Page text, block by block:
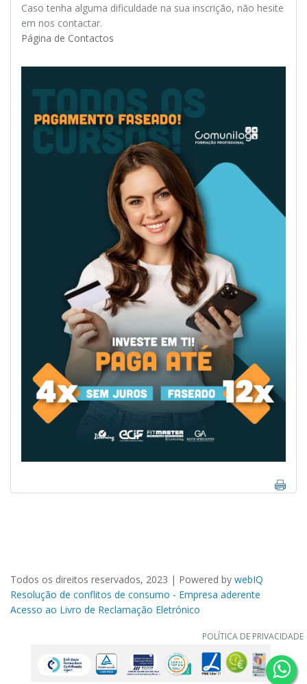
Caso tenha alguma dificuldade na sua inscrição, não hesite
em nos contactar.
Página de Contactos
Todos os direitos reservados, 2023 | Powered by webIQ
Resolução de conflitos de consumo - Empresa aderente
Acesso ao Livro de Reclamação Eletrónico
POLÍTICA DE PRIVACIDADE